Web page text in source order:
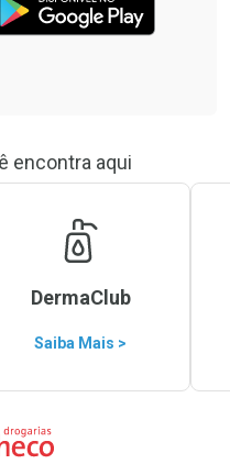
encontra aqui
DermaClub
Saiba Mais >